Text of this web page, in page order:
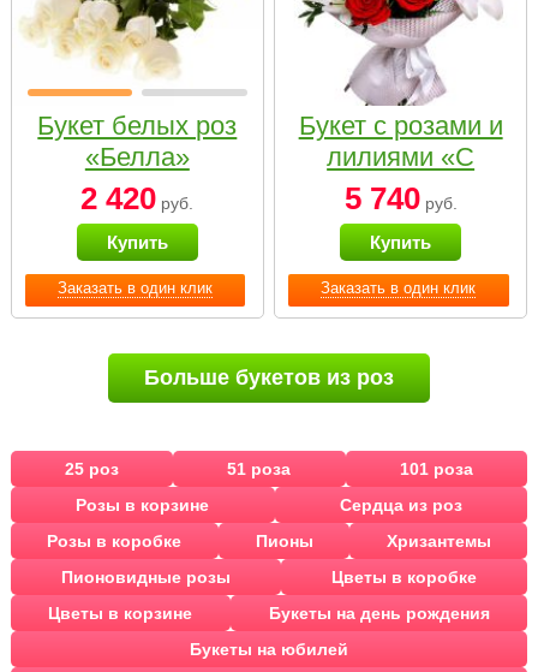
Заказать в один клик
Букет белых роз
«Белла»
2 420 руб.
Купить
Заказать в один клик
Букет с розами и
лилиями «С
наилучшими
пожеланиями»
5 740руб.
Купить
Больше букетов из роз
25 роз 51 роза
101 роза
Розы в корзине
Сердца из роз
Розы в коробке
Пионы
Хризантемы
Пионовидные розы
Цветы в коробке
Цветы в корзине
Букеты на день рождения
Букеты на юбилей